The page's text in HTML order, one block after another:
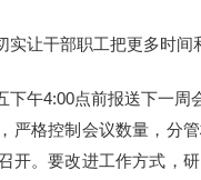
实让干部职工把更多时间
下午4:00点前报送下一
严格控制会议数量，分
开。要改进工作方式，